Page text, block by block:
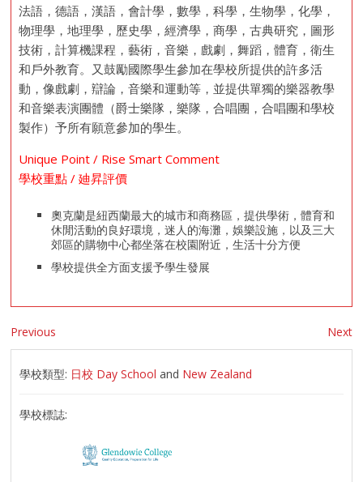
法語，德語，漢語，會計學，數學，科學，生物學，化學，
物理學，地理學，歷史學，經濟學，商學，古典研究，圖形
技術，計算機課程，藝術，音樂，戲劇，舞蹈，體育，衛生
和戶外教育。又鼓勵國際學生參加在學校所提供的許多活
動，像戲劇，辯論，音樂和運動等，並提供單獨的樂器教學
和音樂表演團體（爵士樂隊，樂隊，合唱團，合唱團和學校
製作）予所有願意參加的學生。
Unique Point / Rise Smart Comment
學校重點 / 廸昇評價
奧克蘭是紐西蘭最大的城市和商務區，提供學術，體育和
休閒活動的良好環境，迷人的海灘，娛樂設施，以及三大
郊區的購物中心都坐落在校園附近，生活十分方便
學校提供全方面支援予學生發展
Previous Next
學校類型: 日校 Day School and New Zealand
學校標誌: